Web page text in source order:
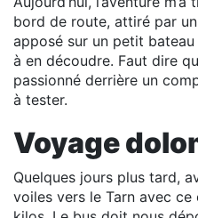
bord de route, attiré par
apposé sur un petit
à en découdre. Faut dire
passionné derrière un
à tester.
Voyage
Quelques jours plus tard,
voiles vers le Tarn avec